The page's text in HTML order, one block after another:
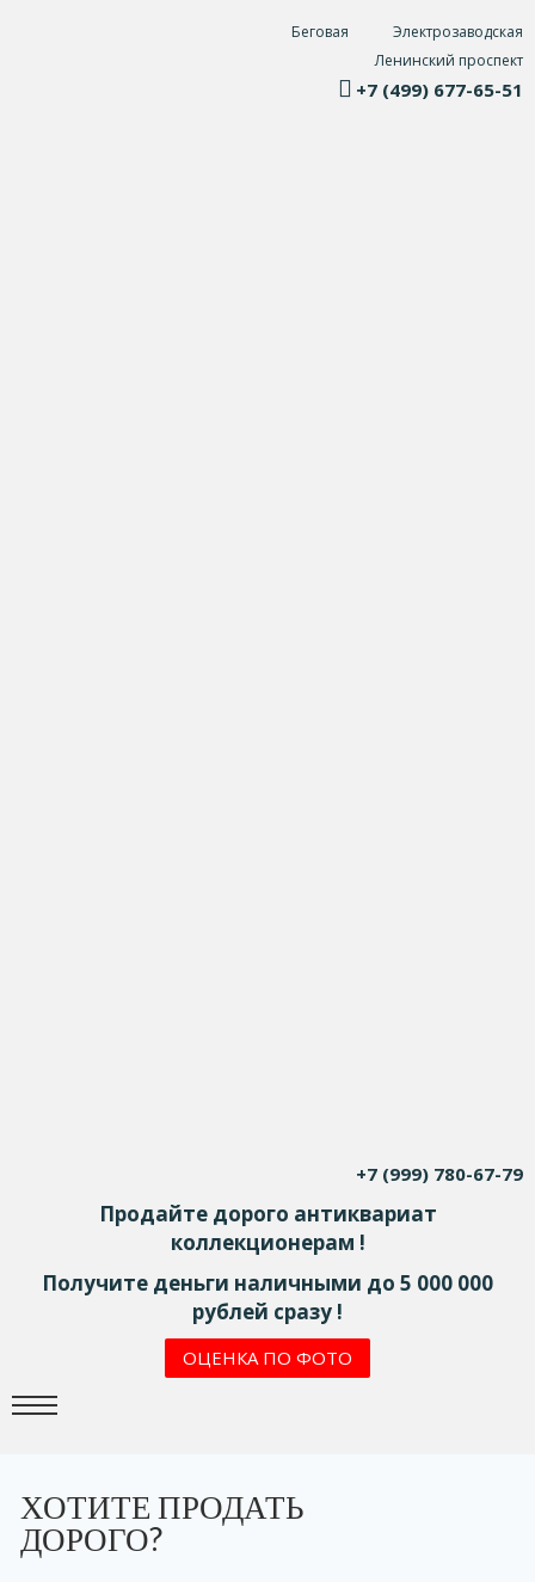
Беговая
Электрозаводская
Ленинский проспект
+7 (499) 677-65-51
+7 (999) 780-67-79
Продайте дорого антиквариат
коллекционерам !
Получите деньги наличными до 5 000 000
рублей сразу !
ОЦЕНКА ПО ФОТО
ХОТИТЕ ПРОДАТЬ
ДОРОГО?